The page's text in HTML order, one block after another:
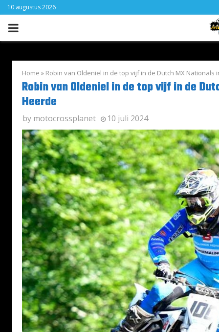
10 augustus 2026
PRIMARY
Home » Robin van Oldeniel in de top vijf in de Dutch MX Nationals
Robin van Oldeniel in de top vijf in de
Heerde
by motocrossplanet 10 juli 2024